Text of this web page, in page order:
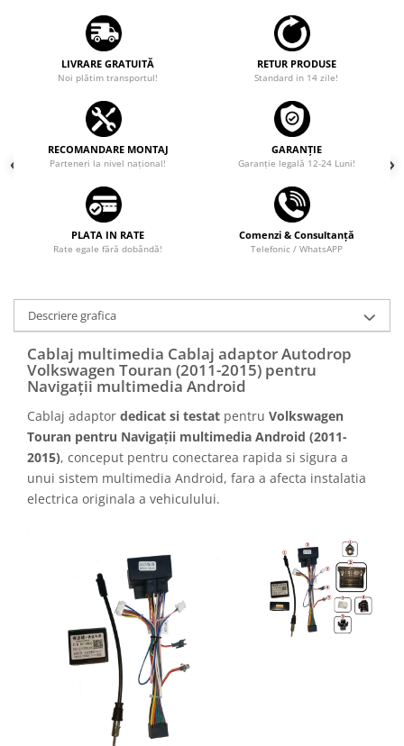
LIVRARE GRATUITĂ
Noi plătim transportul!
RETUR PRODUSE
Standard in 14 zile!
RECOMANDARE MONTAJ
Parteneri la nivel național!
GARANȚIE
Garanţie legală 12-24 Luni!
PLATA IN RATE
Rate egale fără dobândă!
Comenzi & Consultanță
Telefonic / WhatsAPP
Descriere grafica
Cablaj multimedia Cablaj adaptor Autodrop
Volkswagen Touran (2011-2015) pentru
Navigații multimedia Android
Cablaj adaptor dedicat si testat pentru Volkswagen
Touran pentru Navigații multimedia Android (2011-
2015), conceput pentru conectarea rapida si sigura a
unui sistem multimedia Android, fara a afecta instalatia
electrica originala a vehiculului.